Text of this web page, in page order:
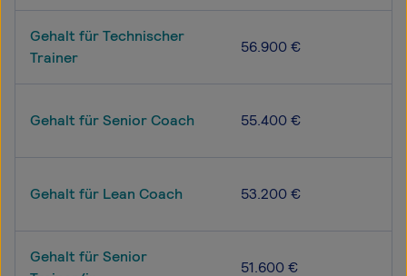
Gehalt für Technischer
Trainer
56.900 €
Gehalt für Senior Coach 55.400 €
Gehalt für Lean Coach 53.200 €
Gehalt für Senior
51.600 €